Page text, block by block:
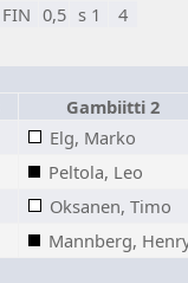
FIN 0,5 s 1 4
Gambiitti 2
Elg, Marko
Peltola, Leo
Oksanen, Timo
Mannberg,